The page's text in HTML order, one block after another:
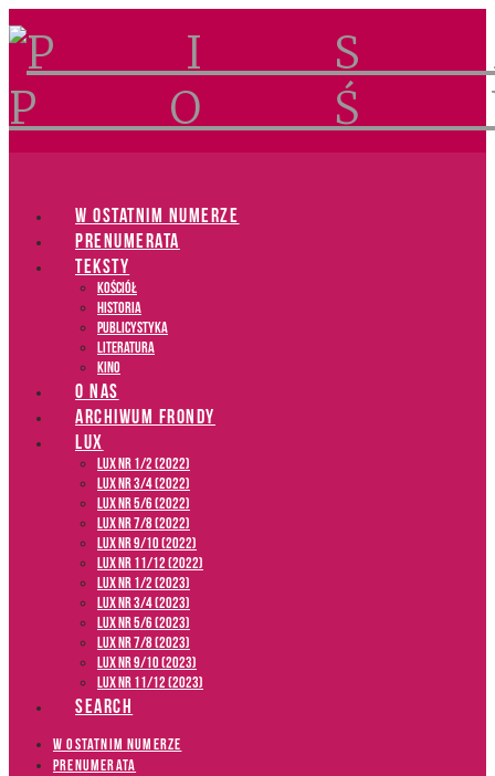
W OSTATNIM NUMERZE
PRENUMERATA
TEKSTY
Kościół
Historia
Publicystyka
Literatura
Kino
O NAS
ARCHIWUM FRONDY
LUX
LUX NR 1/2 (2022)
LUX NR 3/4 (2022)
LUX NR 5/6 (2022)
LUX NR 7/8 (2022)
LUX nr 9/10 (2022)
LUX NR 11/12 (2022)
LUX NR 1/2 (2023)
LUX NR 3/4 (2023)
LUX NR 5/6 (2023)
LUX NR 7/8 (2023)
LUX NR 9/10 (2023)
LUX NR 11/12 (2023)
SEARCH
W OSTATNIM NUMERZE
PRENUMERATA